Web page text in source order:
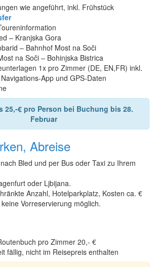
wie angeführt, inkl. Frühstück
– Kranjska Gora
– Bahnhof Most na Soči
na Soči – Bohinjska Bistrica
1x pro Zimmer (DE, EN,FR) inkl.
App und GPS-Daten
25,-€ pro Person bei Buchung bis 28.
Februar
Abreise
Bled und per Bus oder Taxi zu Ihrem
oder Ljbijana.
Anzahl, Hotelparkplatz, Kosten ca. €
Vorreservierung möglich.
pro Zimmer 20,- €
fällig, nicht im Reisepreis enthalten